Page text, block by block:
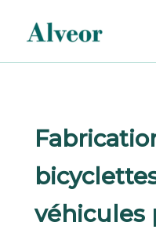
contenu
véhicules